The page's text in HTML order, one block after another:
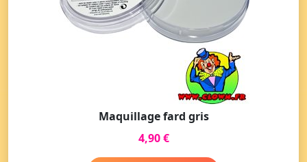
Maquillage fard gris
4,90 €